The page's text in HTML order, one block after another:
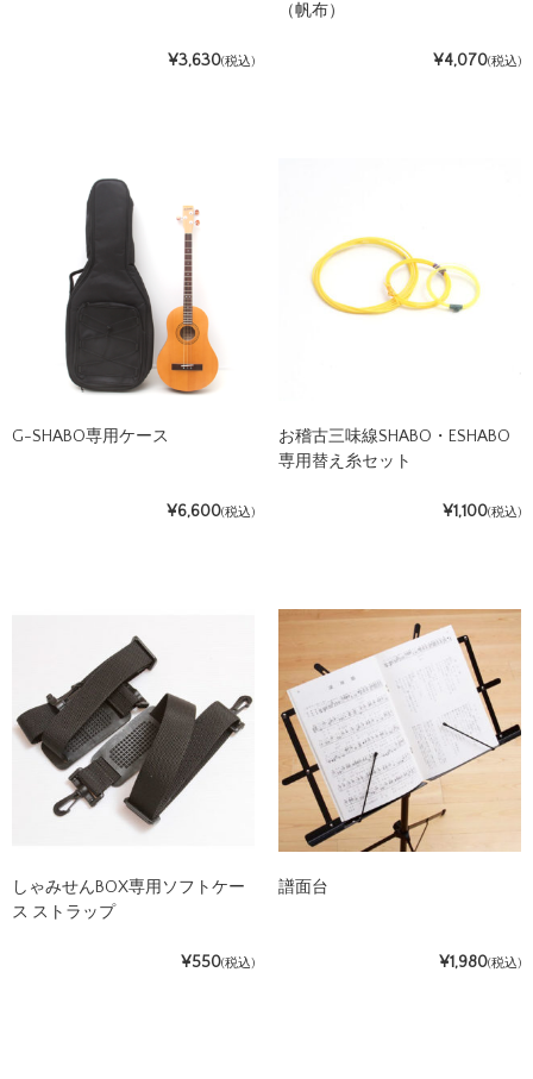
¥3,630(税込)
（帆布）
¥4,070(税込)
G-SHABO専用ケース
¥6,600(税込)
お稽古三味線SHABO・ESHABO
専用替え糸セット
¥1,100(税込)
しゃみせんBOX専用ソフトケー
ス ストラップ
¥550(税込)
譜面台
¥1,980(税込)